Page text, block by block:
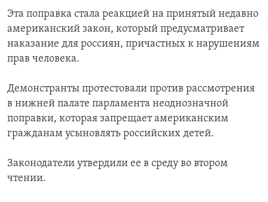
Эта поправка стала реакцией на принятый недавно
американский закон, который предусматривает
наказание для россиян, причастных к нарушениям
прав человека.
Демонстранты протестовали против рассмотрения
в нижней палате парламента неоднозначной
поправки, которая запрещает американским
гражданам усыновлять российских детей.
Законодатели утвердили ее в среду во втором
чтении.